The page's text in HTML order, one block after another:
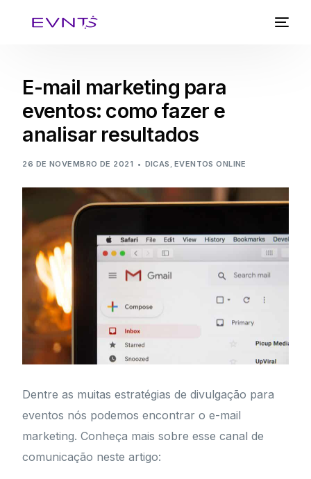
E-mail marketing para
eventos: como fazer e
analisar resultados
26 DE NOVEMBRO DE 2021 DICAS , EVENTOS ONLINE
Dentre as muitas estratégias de divulgação para
eventos nós podemos encontrar o e-mail
marketing. Conheça mais sobre esse canal de
comunicação neste artigo: